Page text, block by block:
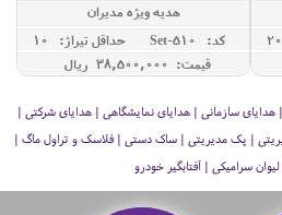
هدیه ویژه مدیران
کد: Set-510
حداقل تيراژ: 10
قیمت: 38,500,000 ريال
| هدایای سازمانی | هدایای نمایشگاهی | هدایای شرکتی |
| پک مدیریتی | ساک دستی | فلاسک و تراول ماگ |
سرامیکی | آفتابگیر خودرو